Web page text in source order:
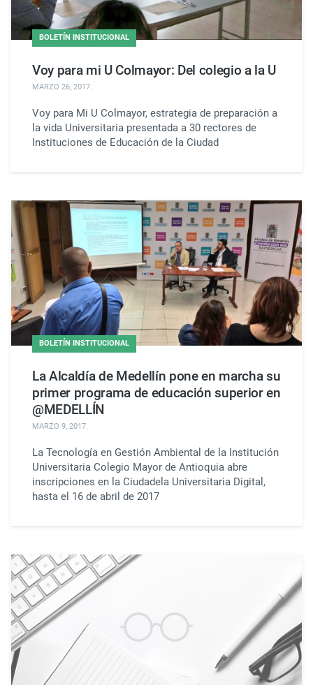
BOLETÍN INSTITUCIONAL
Voy para mi U Colmayor: Del colegio a la U
MARZO 26, 2017.
Voy para Mi U Colmayor, estrategia de preparación a
la vida Universitaria presentada a 30 rectores de
Instituciones de Educación de la Ciudad
BOLETÍN INSTITUCIONAL
La Alcaldía de Medellín pone en marcha su
primer programa de educación superior en
@MEDELLÍN
MARZO 9, 2017.
La Tecnología en Gestión Ambiental de la Institución
Universitaria Colegio Mayor de Antioquia abre
inscripciones en la Ciudadela Universitaria Digital,
hasta el 16 de abril de 2017